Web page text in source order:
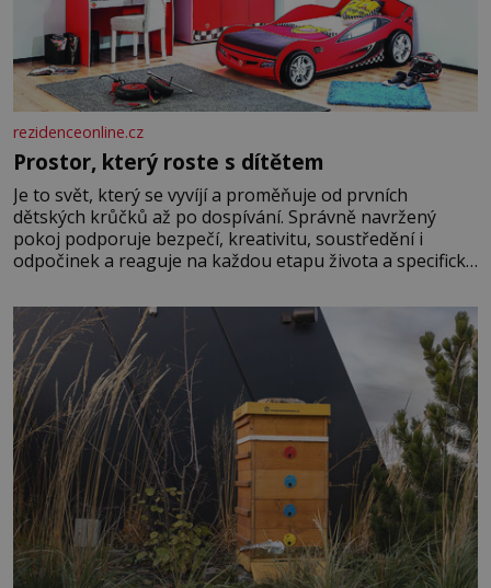
rezidenceonline.cz
Prostor, který roste s dítětem
Je to svět, který se vyvíjí a proměňuje od prvních
dětských krůčků až po dospívání. Správně navržený
pokoj podporuje bezpečí, kreativitu, soustředění i
odpočinek a reaguje na každou etapu života a specifické
měkkost a bezpečí, proto by pokoj miminka měl působit
především klidně a útulně. Předškolní věk je